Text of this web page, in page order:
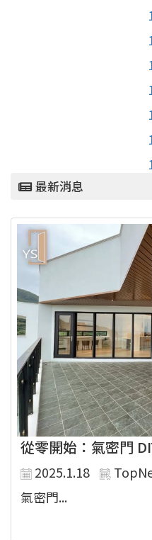
最新消息
從零開始：氣密門
2025.1.18
氣密門...